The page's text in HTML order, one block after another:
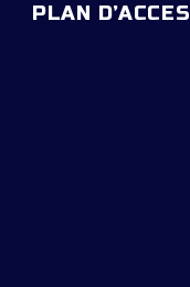
PLAN D’ACCES